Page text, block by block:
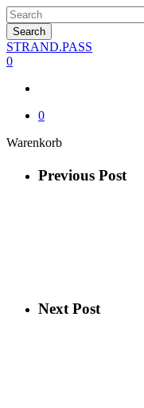
Skip
to
main
content
Search
Close
Search
STRAND.PASS
0
0
WarenkorbClose
Previous Post
Next Post